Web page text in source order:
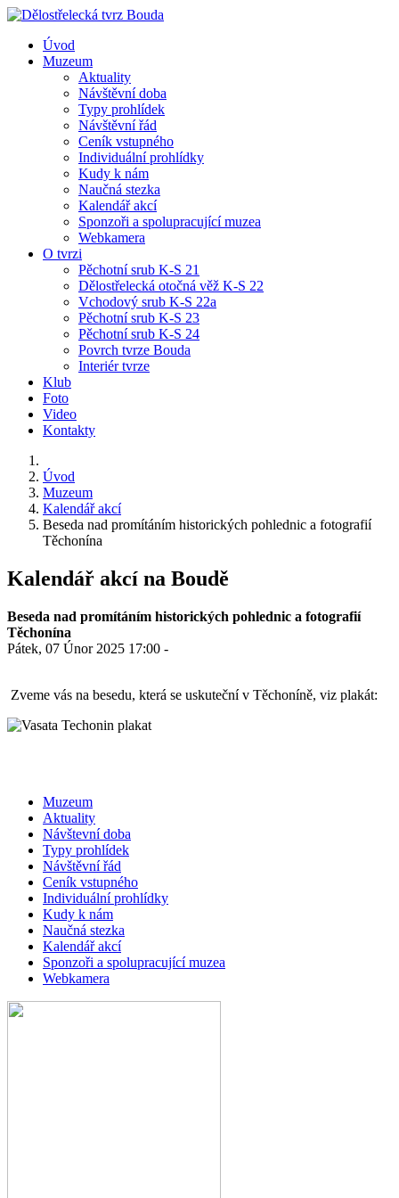
Úvod
Muzeum
Aktuality
Návštěvní doba
Typy prohlídek
Návštěvní řád
Ceník vstupného
Individuální prohlídky
Kudy k nám
Naučná stezka
Kalendář akcí
Sponzoři a spolupracující muzea
Webkamera
O tvrzi
Pěchotní srub K-S 21
Dělostřelecká otočná věž K-S 22
Vchodový srub K-S 22a
Pěchotní srub K-S 23
Pěchotní srub K-S 24
Povrch tvrze Bouda
Interiér tvrze
Klub
Foto
Video
Kontakty
Úvod
Muzeum
Kalendář akcí
Beseda nad promítáním historických pohlednic a fotografií
Těchonína
Kalendář akcí na Boudě
Beseda nad promítáním historických pohlednic a fotografií
Těchonína
Pátek, 07 Únor 2025 17:00 -
Zveme vás na besedu, která se uskuteční v Těchoníně, viz plakát:
Muzeum
Aktuality
Návštevní doba
Typy prohlídek
Návštěvní řád
Ceník vstupného
Individuální prohlídky
Kudy k nám
Naučná stezka
Kalendář akcí
Sponzoři a spolupracující muzea
Webkamera